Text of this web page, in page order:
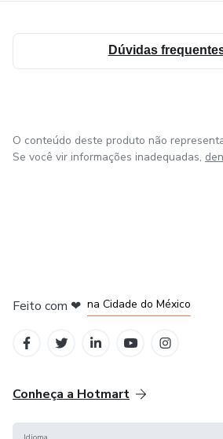
Dúvidas
O conteúdo deste produto não
Se você vir informações inadequadas,
Feito com ❤ na Cidade do México
Conheça a Hotmart